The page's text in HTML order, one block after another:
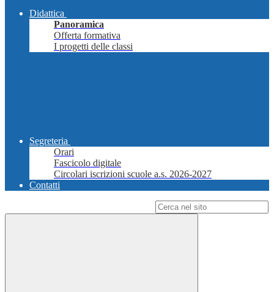
Didattica
Panoramica
Offerta formativa
I progetti delle classi
Segreteria
Orari
Fascicolo digitale
Circolari iscrizioni scuole a.s. 2026-2027
Contatti